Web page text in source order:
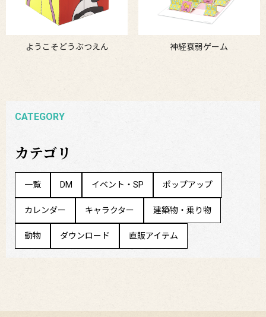
ようこそどうぶつえん 神経衰弱ゲーム
CATEGORY
カテゴリ
一覧 DM イベント・SP ポップアップ
カレンダー キャラクター 建築物・乗り物
動物 ダウンロード 直販アイテム